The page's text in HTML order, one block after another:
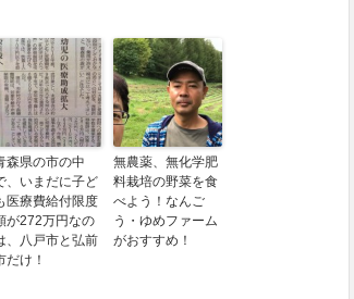
森県の市の中
、いまだに子ど
医療費給付限度
が272万円なの
、八戸市と弘前
だけ！
無農薬、無化学肥
料栽培の野菜を食
べよう！なんご
う・ゆめファーム
がおすすめ！